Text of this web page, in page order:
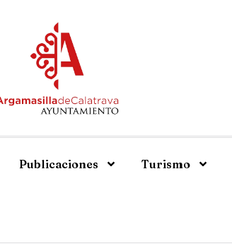
Publicaciones Turismo